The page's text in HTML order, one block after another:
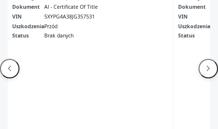
Dokument
Al - Certificate Of Title
VIN
5XYPG4A38JG357531
UszkodzeniaPrzód
Status
Brak danych
Dokument
VIN
Uszkodzenia
Status